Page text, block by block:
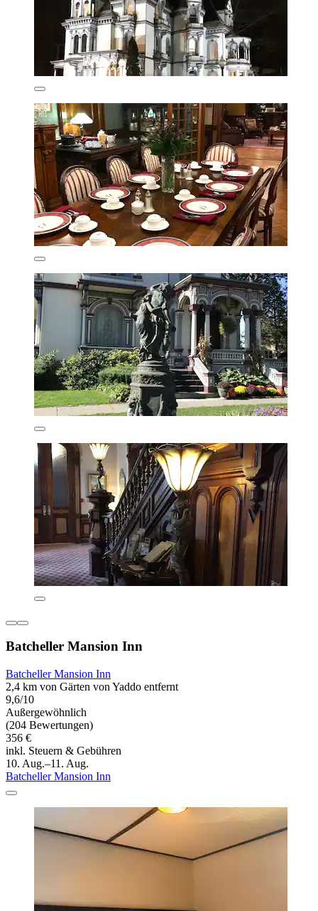
Batcheller Mansion Inn
Batcheller Mansion Inn
2,4 km von Gärten von Yaddo entfernt
9,6/10
Außergewöhnlich
(204 Bewertungen)
356 €
inkl. Steuern & Gebühren
10. Aug.–11. Aug.
Batcheller Mansion Inn